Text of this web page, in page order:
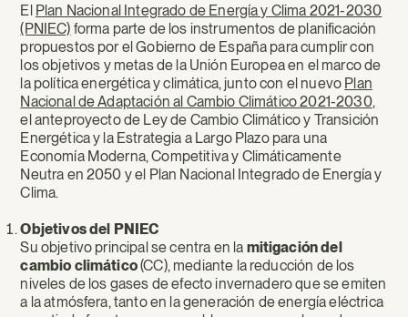
El Plan Nacional Integrado de Energía y Clima 2021-2030
(PNIEC) forma parte de los instrumentos de planificación
propuestos por el Gobierno de España para cumplir con
los objetivos y metas de la Unión Europea en el marco de
la política energética y climática, junto con el nuevo Plan
Nacional de Adaptación al Cambio Climático 2021-2030,
el anteproyecto de Ley de Cambio Climático y Transición
Energética y la Estrategia a Largo Plazo para una
Economía Moderna, Competitiva y Climáticamente
Neutra en 2050 y el Plan Nacional Integrado de Energía y
Clima.
Objetivos del PNIEC
Su objetivo principal se centra en la mitigación del
cambio climático(CC), mediante la reducción de los
niveles de los gases de efecto invernadero que se emiten
a la atmósfera, tanto en la generación de energía eléctrica